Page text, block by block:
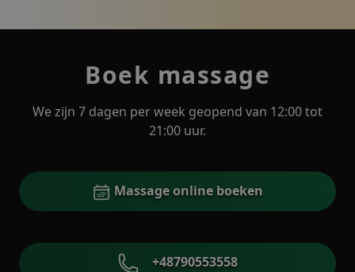
Boek massage
We zijn 7 dagen per week geopend van 12:00 tot
21:00 uur.
Massage online boeken
+48790553558